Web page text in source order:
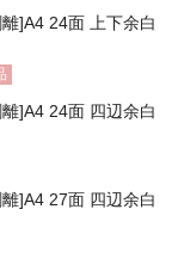
]A4 24面 上下余白
]A4 24面 四辺余白
]A4 27面 四辺余白